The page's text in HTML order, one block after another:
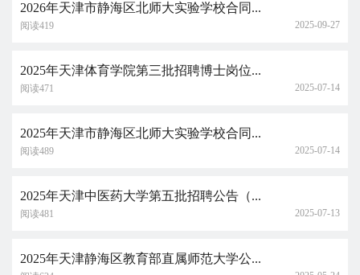
2026年天津市静海区北师大实验学校合同...
阅读419 2025-09-27
2025年天津体育学院第三批招聘博士岗位...
阅读471 2025-07-14
2025年天津市静海区北师大实验学校合同...
阅读489 2025-07-14
2025年天津中医药大学第五批招聘公告（...
阅读481 2025-07-13
2025年天津静海区教育部直属师范大学公...